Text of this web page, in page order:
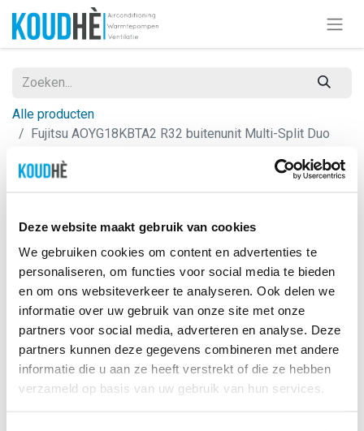
Deze website maakt gebruik van cookies
We gebruiken cookies om content en advertenties te
personaliseren, om functies voor social media te bieden
en om ons websiteverkeer te analyseren. Ook delen we
informatie over uw gebruik van onze site met onze
partners voor social media, adverteren en analyse. Deze
partners kunnen deze gegevens combineren met andere
informatie die u aan ze heeft verstrekt of die ze hebben
verzameld op basis van uw gebruik van hun services.
Alle producten
Fujitsu AOYG18KBTA2 R32 buitenunit Multi-Split Duo